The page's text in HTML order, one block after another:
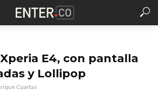
E4, con pantalla
y Lollipop
Cuartas